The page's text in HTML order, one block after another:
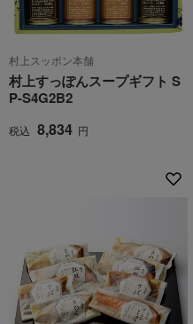
村上スッポン本舗
村上すっぽんスープギフト S
P-S4G2B2
税込 8,834 円